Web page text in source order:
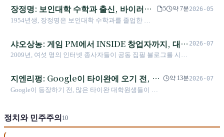
취임, 현재 TSMC 회장 겸 사장.
공학과 출신이 아니다. 1988년 화섭컴퓨터에 입사,
2008년 1월 1일 브랜드와 주문자생산 분할을 주도
하여 페가트론 유나이티드 테크놀로지를 설립, 애플
에슬리트 서점에 투자. 2025년에도 「원전·재생에
너지 공존」 에너지 정책 주장을 발표.
장정명: 보인대학 수학과 출신, 바이러스
백신 소프트웨어를 세계에 판 사람
1954년생, 장정명은 보인대학 수학과를 졸업한 뒤
다. 1988년 34세 때 진이화와 함께 미국 로스앤젤레
스에서 트렌드마이크로를 창립했으며, 1998년 8월
18일 도쿄증권거래소에 상장(종목코드 4704)하고
대의 대만 소프트웨어 기업이 되었다. 2007년 약수
국제를 창립하고 2019년 명이재단을 설립하며 정보
보안 분야에서 사회적 기업으로 전환했다.
5 약 7분2026-05
샤오상농: 게임 PM에서 INSIDE 창업자까지, 대만
인터넷계의 이장님
2009년, 여섯 명의 인터넷 종사자들이 공동 집필 블로그를 시작
다. 샤오상농(fOx)은 동시에 아이쿠크(iCook)를 공동 창업했으
며, 대만에서 가장 잘 알려진 두 인터넷 플랫폼 모두 그의 작품
이 되었다——그리고 두 곳 모두 같은 회사에 매각되었다. 그는
2026-07
지엔리펑: Google이 타이완에 오기 전, 그
는 이미 타이완의 검색을 만들고 있었다
Google이 등장하기 전, 많은 타이완 대학원생들이 논
선구자에서 Google 타이완의 1호 직원이 되었으며, 14
년 만에 1인 사무실을 2,0로 명이 넘는 R&D 기지로 성
약 13분2026-07
정치와 민주주의 10